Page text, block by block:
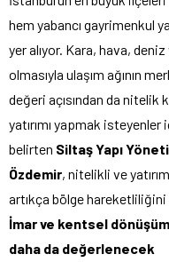
hem yabancı gayrimenkul
yer alıyor. Kara, hava,
olmasıyla ulaşım ağının
değeri açısından da nitelik
yatırımı yapmak
belirten Siltaş Yapı
Özdemir, nitelikli ve
artıkça bölge
İmar ve kentsel
daha da değerlenecek